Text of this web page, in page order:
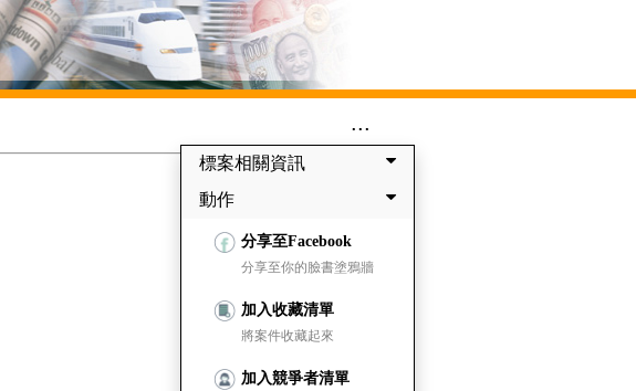
...
標案相關資訊
動作
分享至Facebook
分享至你的臉書塗鴉牆
加入收藏清單
將案件收藏起來
加入競爭者清單